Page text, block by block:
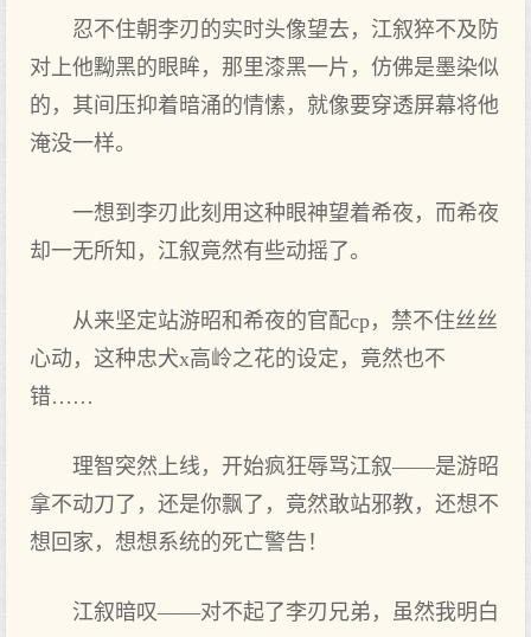
忍不住朝李刃的实时头像望去，江叙猝不及防
对上他黝黑的眼眸，那里漆黑一片，仿佛是墨染似
的，其间压抑着暗涌的情愫，就像要穿透屏幕将他
淹没一样。
一想到李刃此刻用这种眼神望着希夜，而希夜
却一无所知，江叙竟然有些动摇了。
从来坚定站游昭和希夜的官配cp，禁不住丝丝
心动，这种忠犬x高岭之花的设定，竟然也不
错……
理智突然上线，开始疯狂辱骂江叙——是游昭
拿不动刀了，还是你飘了，竟然敢站邪教，还想不
想回家，想想系统的死亡警告！
江叙暗叹——对不起了李刃兄弟，虽然我明白